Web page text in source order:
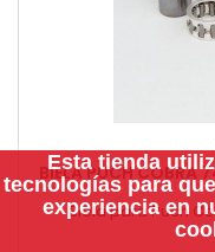
BIELA PUCH COBRA
Biela para Puch
Esta tienda
tecnologías para
experiencia en